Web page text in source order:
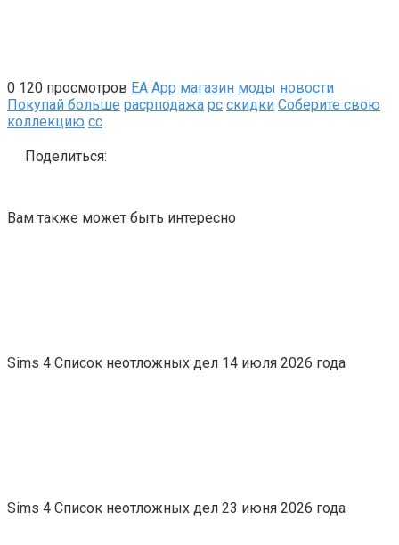
0 120 просмотров EA App магазин моды новости
Покупай больше расрподажа рс скидки Соберите свою
коллекцию сс
Поделиться:
Вам также может быть интересно
Sims 4 Список неотложных дел 14 июля 2026 года
Sims 4 Список неотложных дел 23 июня 2026 года